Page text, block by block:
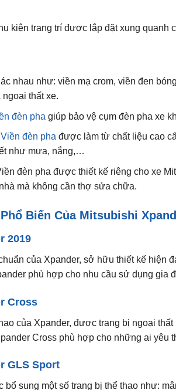
kiện trang trí được lắp đặt xung quanh
nhau như: viền mạ crom, viền đen
thất xe.
đèn pha giúp bảo vệ cụm đèn pha xe
Viền đèn pha được làm từ chất liệu cao
như mưa, nắng,…
đèn pha được thiết kế riêng cho xe
mà không cần thợ sửa chữa.
Biến Của Mitsubishi
2019
của Xpander, sở hữu thiết kế hiện
phù hợp cho nhu cầu sử dụng gia
Cross
của Xpander, được trang bị ngoại
Cross phù hợp cho những ai yêu
GLS Sport
sung một số trang bị thể thao như: